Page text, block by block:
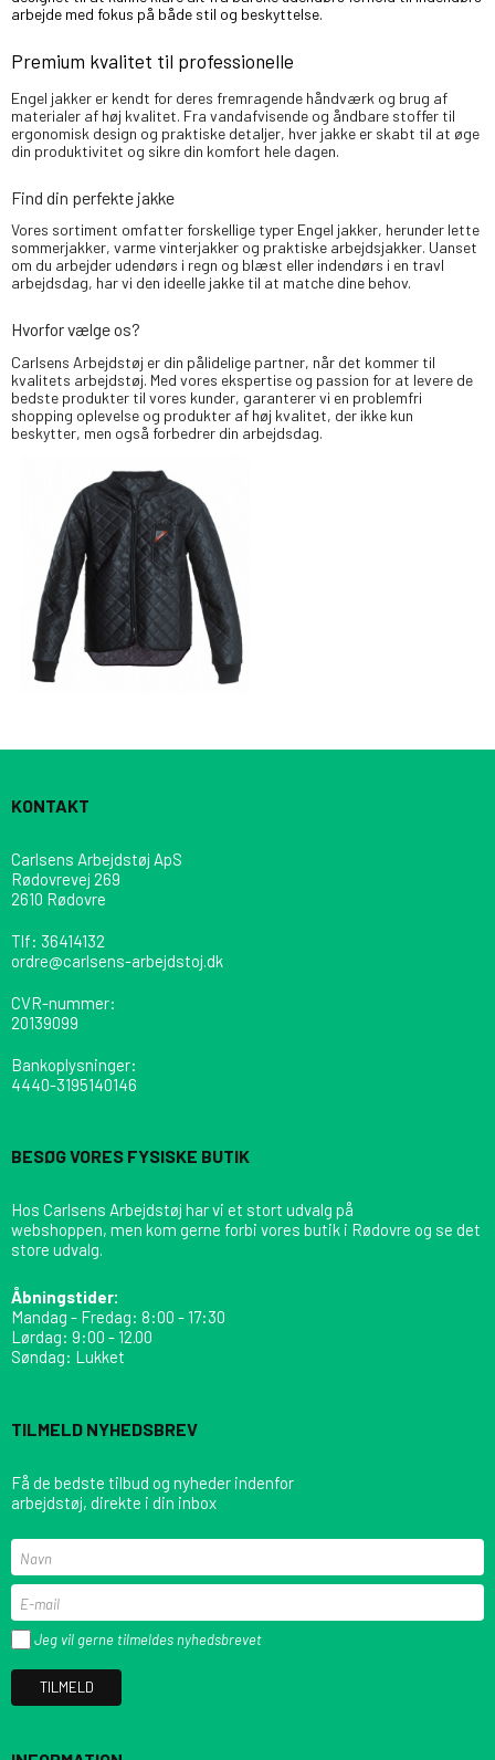
arbejde med fokus på både stil og beskyttelse.
Premium kvalitet til professionelle
Engel jakker er kendt for deres fremragende håndværk og brug af
materialer af høj kvalitet. Fra vandafvisende og åndbare stoffer til
ergonomisk design og praktiske detaljer, hver jakke er skabt til at øge
din produktivitet og sikre din komfort hele dagen.
Find din perfekte jakke
Vores sortiment omfatter forskellige typer Engel jakker, herunder lette
sommerjakker, varme vinterjakker og praktiske arbejdsjakker. Uanset
om du arbejder udendørs i regn og blæst eller indendørs i en travl
arbejdsdag, har vi den ideelle jakke til at matche dine behov.
Hvorfor vælge os?
Carlsens Arbejdstøj er din pålidelige partner, når det kommer til
kvalitets arbejdstøj. Med vores ekspertise og passion for at levere de
bedste produkter til vores kunder, garanterer vi en problemfri
shopping oplevelse og produkter af høj kvalitet, der ikke kun
beskytter, men også forbedrer din arbejdsdag.
KONTAKT
Carlsens Arbejdstøj ApS
Rødovrevej 269
2610 Rødovre
Tlf: 36414132
ordre@carlsens-arbejdstoj.dk
CVR-nummer:
20139099
Bankoplysninger:
4440-3195140146
BESØG VORES FYSISKE BUTIK
Hos Carlsens Arbejdstøj har vi et stort udvalg på
webshoppen, men kom gerne forbi vores butik i Rødovre og se det
store udvalg.
Åbningstider:
Mandag - Fredag: 8:00 - 17:30
Lørdag: 9:00 - 12.00
Søndag: Lukket
TILMELD NYHEDSBREV
Få de bedste tilbud og nyheder indenfor
arbejdstøj, direkte i din inbox
Jeg vil gerne tilmeldes nyhedsbrevet
TILMELD